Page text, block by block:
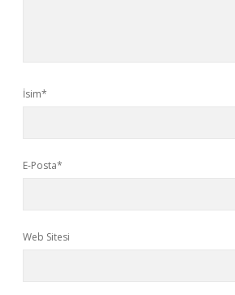
İsim*
E-Posta*
Web Sitesi